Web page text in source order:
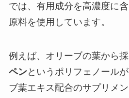
では、有用成分を高濃度に
原料を使用しています。
例えば、オリーブの葉から
ペンというポリフェノール
ブ葉エキス配合のサプリメ